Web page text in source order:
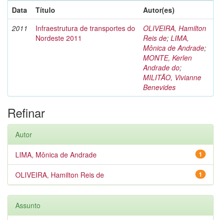
Data
Título
Autor(es)
2011
Infraestrutura de transportes do
Nordeste 2011
OLIVEIRA, Hamilton
Reis de; LIMA,
Mônica de Andrade;
MONTE, Kerlen
Andrade do;
MILITÃO, Vivianne
Benevides
Refinar
Autor
1
LIMA, Mônica de Andrade
1
OLIVEIRA, Hamilton Reis de
Assunto